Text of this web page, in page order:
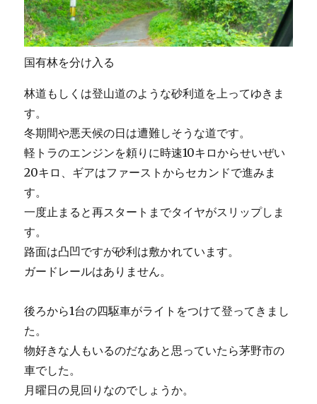
国有林を分け入る
林道もしくは登山道のような砂利道を上ってゆきま
す。
冬期間や悪天候の日は遭難しそうな道です。
軽トラのエンジンを頼りに時速10キロからせいぜい
20キロ、ギアはファーストからセカンドで進みま
す。
一度止まると再スタートまでタイヤがスリップしま
す。
路面は凸凹ですが砂利は敷かれています。
ガードレールはありません。
後ろから1台の四駆車がライトをつけて登ってきまし
た。
物好きな人もいるのだなあと思っていたら茅野市の
車でした。
月曜日の見回りなのでしょうか。